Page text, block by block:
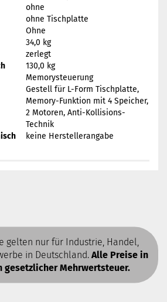
ohne
ohne Tischplatte
Ohne
34,0 kg
zerlegt
130,0 kg
Memorysteuerung
Gestell für L-Form Tischplatte,
Memory-Funktion mit 4 Speicher,
2 Motoren, Anti-Kollisions-
Technik
keine Herstellerangabe
gelten nur für Industrie, Handel,
in Deutschland. Alle Preise in
gesetzlicher Mehrwertsteuer.